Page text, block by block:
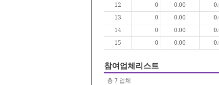
12
0 0.00
13
0 0.00
14
0 0.00
15
0 0.00
참여업체리스트
총 7 업체